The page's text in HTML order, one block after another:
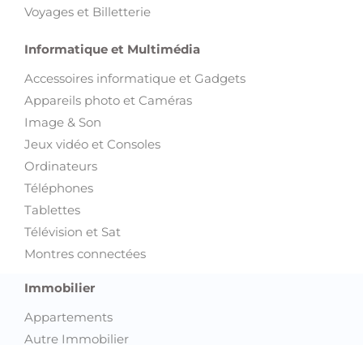
Appareils photo et Caméras
Image & Son
Jeux vidéo et Consoles
Ordinateurs
Téléphones
Tablettes
Télévision et Sat
Montres connectées
Immobilier
Autre Immobilier
Bureaux et Plateaux
Colocations